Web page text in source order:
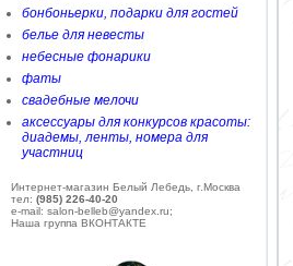
бонбоньерки, подарки для гостей
белье для невесты
небесные фонарики
фаты
свадебные мелочи
аксессуары для конкурсов красоты:
диадемы, ленты, номера для
участниц
Интернет-магазин Белый Лебедь, г.Москва
тел: (985) 226-40-20
e-mail: salon-belleb@yandex.ru;
Наша группа ВКОНТАКТЕ